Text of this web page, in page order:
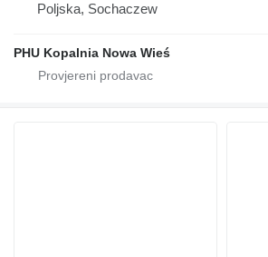
Poljska, Sochaczew
PHU Kopalnia Nowa Wieś